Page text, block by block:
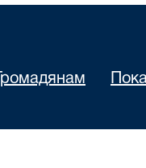
Громадянам